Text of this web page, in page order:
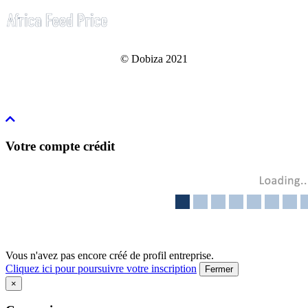
© Dobiza 2021
Votre compte crédit
Vous n'avez pas encore créé de profil entreprise.
Cliquez ici pour poursuivre votre inscription
Fermer
×